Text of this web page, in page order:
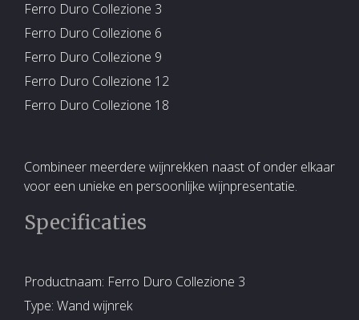
Ferro Duro Collezione 3
Ferro Duro Collezione 6
Ferro Duro Collezione 9
Ferro Duro Collezione 12
Ferro Duro Collezione 18
Combineer meerdere wijnrekken naast of onder elkaar
voor een unieke en persoonlijke wijnpresentatie.
Specificaties
Productnaam: Ferro Duro Collezione 3
Type: Wand wijnrek